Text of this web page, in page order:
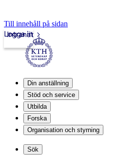
Till innehåll på sidan
Intranät
Logga in
Din anställning
Stöd och service
Utbilda
Forska
Organisation och styrning
Sök